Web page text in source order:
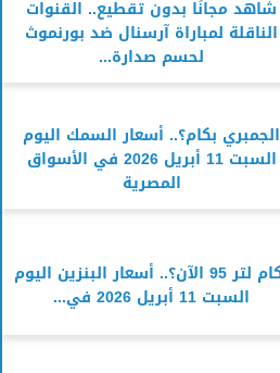
شاهد مجانًا بدون تقطيع.. القنوات
الناقلة لمباراة آرسنال ضد بورنموث
لحسم صدارة...
الجمبري بكام؟.. أسعار السمك اليوم
السبت 11 أبريل 2026 في الأسواق
المصرية
بكام لتر 95 الآن؟.. أسعار البنزين اليوم
السبت 11 أبريل 2026 في...